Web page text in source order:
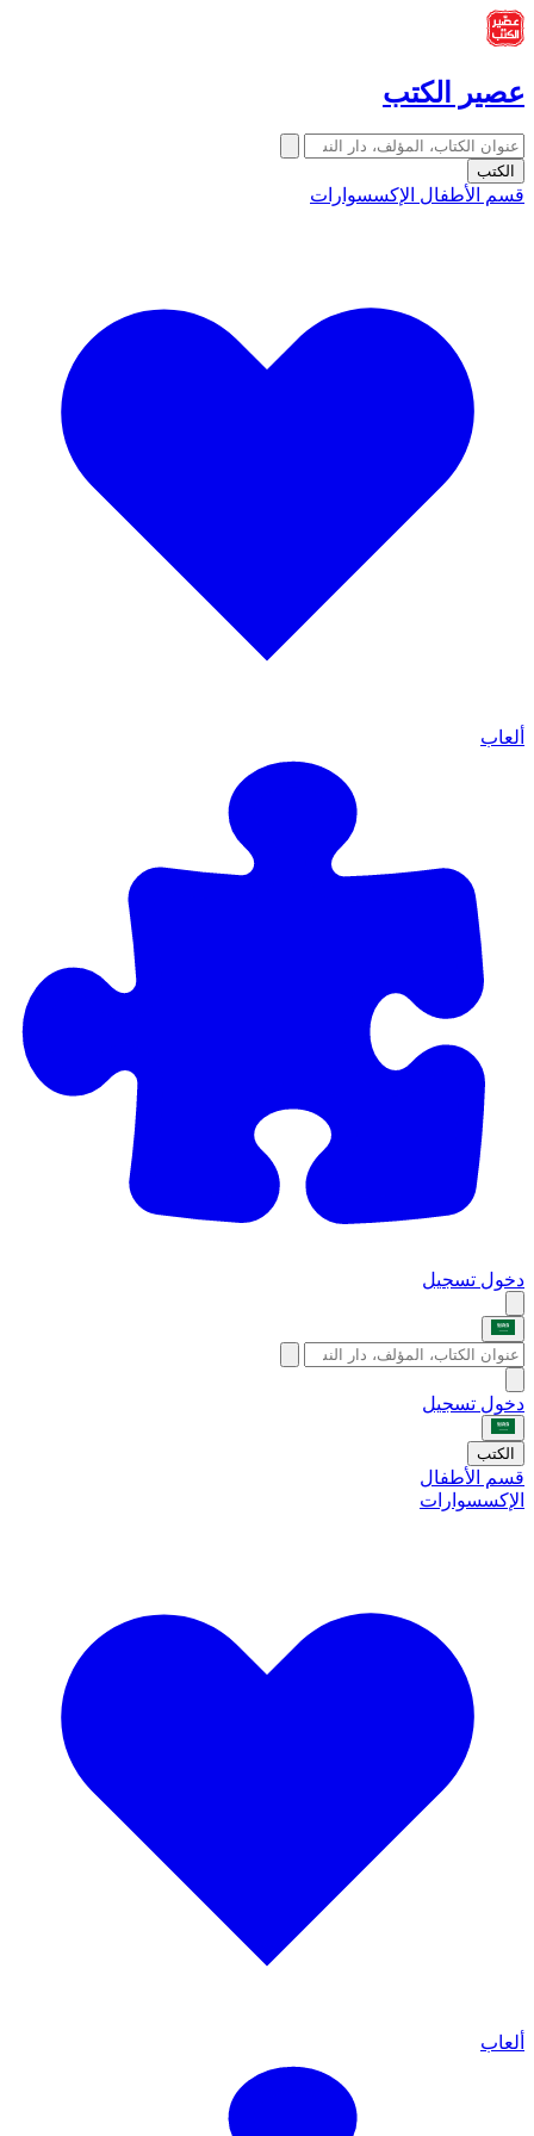
عصير الكتب
الكتب
قسم الأطفال الإكسسوارات
ألعاب
دخول تسجيل
دخول تسجيل
الكتب
قسم الأطفال
الإكسسوارات
ألعاب